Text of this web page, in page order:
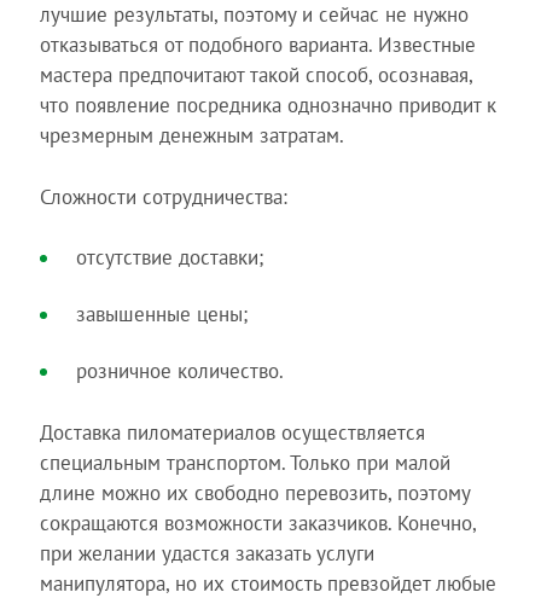
лучшие результаты, поэтому и сейчас не нужно
отказываться от подобного варианта. Известные
мастера предпочитают такой способ, осознавая,
что появление посредника однозначно приводит к
чрезмерным денежным затратам.
Сложности сотрудничества:
отсутствие доставки;
завышенные цены;
розничное количество.
Доставка пиломатериалов осуществляется
специальным транспортом. Только при малой
длине можно их свободно перевозить, поэтому
сокращаются возможности заказчиков. Конечно,
при желании удастся заказать услуги
манипулятора, но их стоимость превзойдет любые